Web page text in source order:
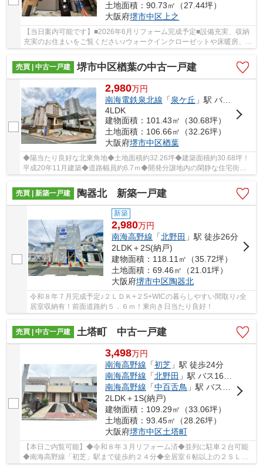
土地面積：90.73㎡（27.44坪）
大阪府堺市中区上之
【当日案内可能です】■2026年6月リフォーム完成予定■設備充実、収納
充実のお住まいをご覧ください♪ウォークインクローゼットや床暖房、浴
売買 | 中古一戸建
堺市中区楢葉の中古一戸建
2,980万円
南海電鉄泉北線 「泉ケ丘 」駅 バス5分 「宮山台４丁」 停歩10分
4LDK
建物面積：101.43㎡（30.68坪）
土地面積：106.66㎡（32.26坪）
大阪府堺市中区楢葉
◆陽当たり良好な北東角地◆土地面積約32.26坪◆建築面積約30.68坪！
平成20年11月建築◆道路幅員約6.7ｍ◆開発分譲地内の閑静な住宅街◆
売買 | 新築一戸建
陶器北 新築一戸建
新築
2,980万円
南海高野線 「北野田 」駅 徒歩26分
2LDK＋2S(納戸)
建物面積：118.11㎡（35.72坪）
土地面積：69.46㎡（21.01坪）
大阪府堺市中区陶器北
令和８年７月完成予定♪２ＬＤＫ+２S+WICの暮らしやすい間取り♪全
居室収納有！前面道路約５．６ｍ！東向き日当たり良好！
売買 | 中古一戸建 土塔町 中古一戸建
3,498万円
南海高野線 「初芝」駅 徒歩24分
南海高野線 「北野田 」駅 バス16分 「大野芝」 停歩11分
南海高野線 「中百舌鳥 」駅 バス14分 「大野芝」 停歩11分
2LDK＋1S(納戸)
建物面積：109.29㎡（33.06坪）
土地面積：93.45㎡（28.26坪）
大阪府堺市中区土塔町
【本日ご内覧可能】◆令和８年３月リフォーム済◆並列に駐車２台可能
◆南海高野線「初芝」駅まで徒歩約２４分◆全居室６帖以上の２ＳＬＤ